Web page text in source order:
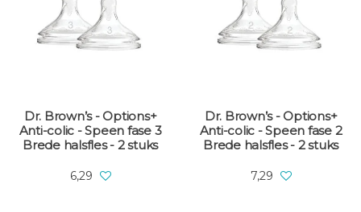
Dr. Brown’s - Options+
Anti-colic - Speen fase 3
Brede halsfles - 2 stuks
6,29
Dr. Brown’s - Options+
Anti-colic - Speen fase 2
Brede halsfles - 2 stuks
7,29